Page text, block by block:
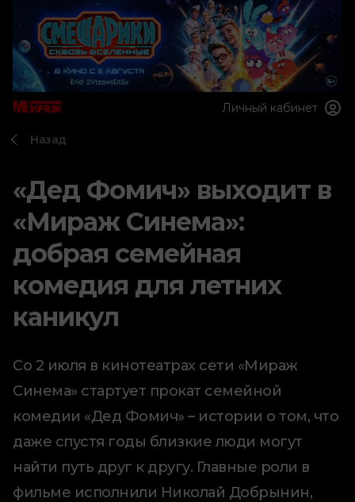
Личный кабинет
Назад
«Дед Фомич» выходит в
«Мираж Синема»:
добрая семейная
комедия для летних
каникул
Со 2 июля в кинотеатрах сети «Мираж
Синема» стартует прокат семейной
комедии «Дед Фомич» – истории о том, что
даже спустя годы близкие люди могут
найти путь друг к другу. Главные роли в
фильме исполнили Николай Добрынин,